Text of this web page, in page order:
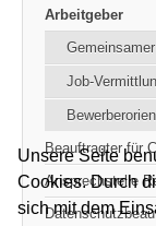
Arbeitgeber
Job-
Beauftragter für
Ansprechstelle
Unsere Seite
Cookies. Durch
sich mit dem